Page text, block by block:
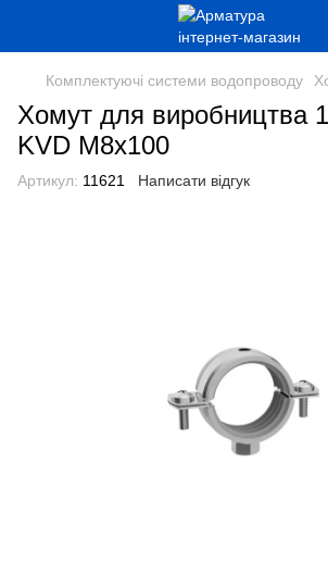
Комплектуючі системи водопроводу
Хомут для виробництва
KVD М8х100
Артикул: 11621 Написати відгук